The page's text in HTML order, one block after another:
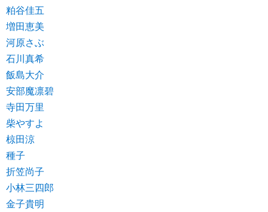
粕谷佳五
増田恵美
河原さぶ
石川真希
飯島大介
安部魔凛碧
寺田万里
柴やすよ
椋田涼
種子
折笠尚子
小林三四郎
金子貴明